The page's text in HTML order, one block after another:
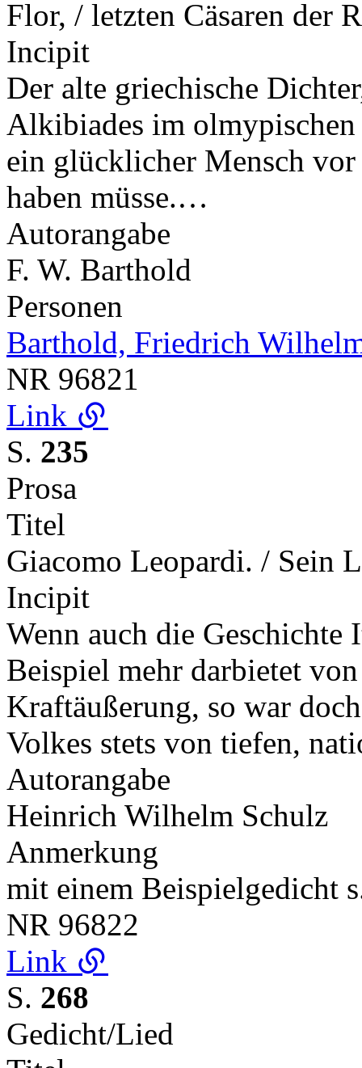
Flor, / letzten Cäsaren der
Incipit
Der alte griechische
Alkibiades im olmypischen
ein glücklicher Mensch
haben müsse.…
Autorangabe
F. W. Barthold
Personen
Barthold, Friedrich
NR 96821
Link
S. 235
Prosa
Titel
Giacomo Leopardi. / Sein
Incipit
Wenn auch die Geschichte
Beispiel mehr darbietet
Kraftäußerung, so war
Volkes stets von tiefen,
Autorangabe
Heinrich Wilhelm Schulz
Anmerkung
mit einem Beispielgedicht
NR 96822
Link
S. 268
Gedicht/Lied